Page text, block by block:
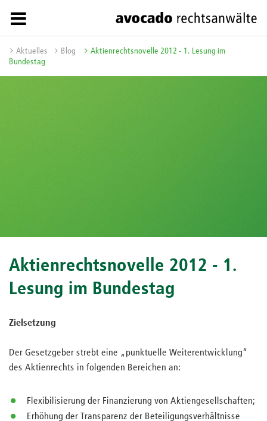
Aktuelles Blog
Aktienrechtsnovelle 2012 - 1. Lesung im
Bundestag
Aktienrechtsnovelle 2012 - 1.
Lesung im Bundestag
Zielsetzung
Der Gesetzgeber strebt eine „punktuelle Weiterentwicklung“
des Aktienrechts in folgenden Bereichen an:
Flexibilisierung der Finanzierung von Aktiengesellschaften;
Erhöhung der Transparenz der Beteiligungsverhältnisse